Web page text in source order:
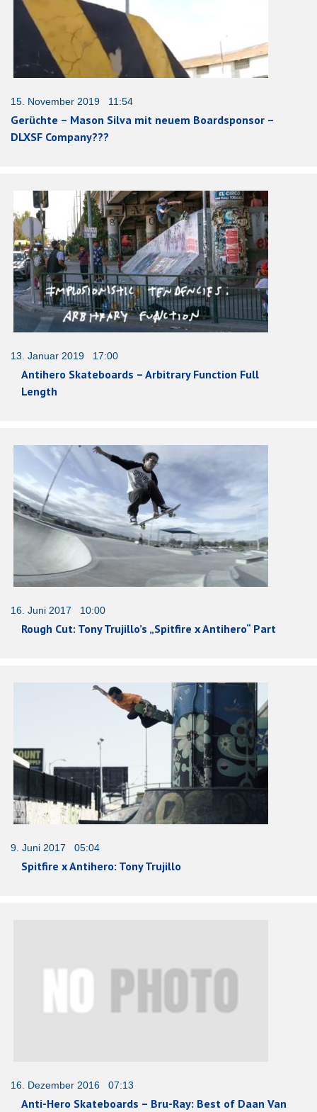
15. November 2019 11:54
Gerüchte – Mason Silva mit neuem Boardsponsor –
DLXSF Company???
13. Januar 2019 17:00
Antihero Skateboards – Arbitrary Function Full
Length
16. Juni 2017 10:00
Rough Cut: Tony Trujillo’s „Spitfire x Antihero“ Part
9. Juni 2017 05:04
Spitfire x Antihero: Tony Trujillo
16. Dezember 2016 07:13
Anti-Hero Skateboards – Bru-Ray: Best of Daan Van